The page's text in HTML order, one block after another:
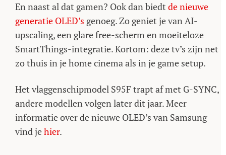
En naast al dat gamen? Ook dan biedt de nieuwe
generatie OLED’s genoeg. Zo geniet je van AI-
upscaling, een glare free-scherm en moeiteloze
SmartThings-integratie. Kortom: deze tv’s zijn net
zo thuis in je home cinema als in je game setup.
Het vlaggenschipmodel S95F trapt af met G-SYNC,
andere modellen volgen later dit jaar. Meer
informatie over de nieuwe OLED’s van Samsung
vind jehier.